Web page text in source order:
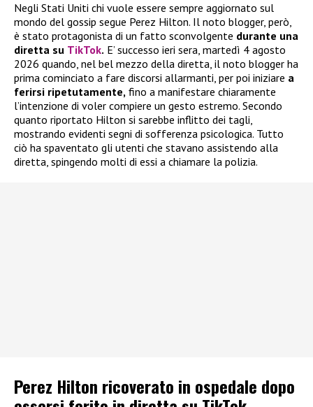
Negli Stati Uniti chi vuole essere sempre aggiornato sul
mondo del gossip segue Perez Hilton. Il noto blogger, però,
è stato protagonista di un fatto sconvolgente durante una
diretta su TikTok. E’ successo ieri sera, martedì 4 agosto
2026 quando, nel bel mezzo della diretta, il noto blogger ha
prima cominciato a fare discorsi allarmanti, per poi iniziare a
ferirsi ripetutamente, fino a manifestare chiaramente
l’intenzione di voler compiere un gesto estremo. Secondo
quanto riportato Hilton si sarebbe inflitto dei tagli,
mostrando evidenti segni di sofferenza psicologica. Tutto
ciò ha spaventato gli utenti che stavano assistendo alla
diretta, spingendo molti di essi a chiamare la polizia.
Perez Hilton ricoverato in ospedale dopo